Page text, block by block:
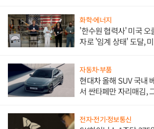
화학·에너지
'한수원 협력사' 미국 오
자로 '임계 상태' 도달,
자동차·부품
현대차 올해 SUV 국내
서 싼타페만 자리매김,
전자·전기·정보통신